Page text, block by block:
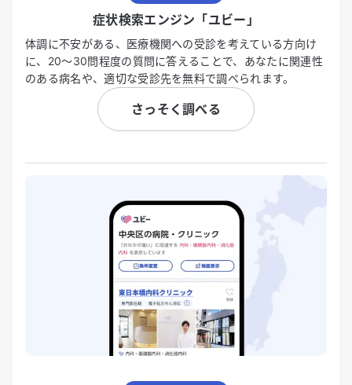
症状検索エンジン「ユビー」
体調に不安がある、医療機関への受診を考えている方向け
に、20〜30問程度の質問に答えることで、あなたに関連性
のある病名や、適切な受診先を無料で調べられます。
さっそく調べる